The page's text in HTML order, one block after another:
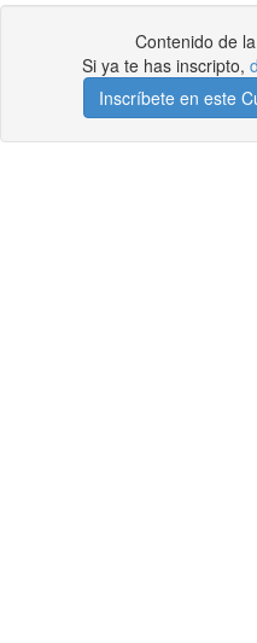
Contenido de
Si ya te has inscripto,
Inscríbete en este